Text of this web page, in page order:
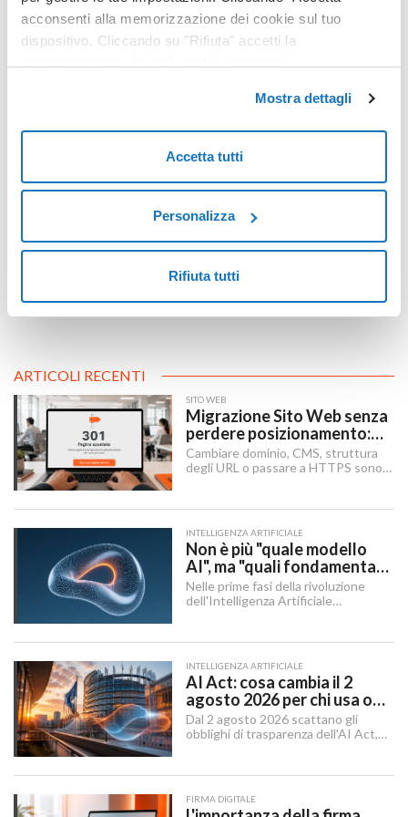
acconsenti alla memorizzazione dei cookie sul tuo
dispositivo. Cliccando su "Rifiuta" accetti la
Mostra dettagli
Accetta tutti
Personalizza
Rifiuta tutti
Tutti i segreti per fare un buon e-mail backup
ARTICOLI RECENTI
SITO WEB
Migrazione Sito Web senza
perdere posizionamento:
Redirect 301, URL e
Checklist SEO
Cambiare dominio, CMS, struttura
degli URL o passare a HTTPS sono i
ricerca.
INTELLIGENZA ARTIFICIALE
Non è più "quale modello
AI", ma "quali fondamenta":
dati, infrastruttura,
governance
Nelle prime fasi della rivoluzione
dell'Intelligenza Artificiale
"Quale modello dobbiamo usare?".
INTELLIGENZA ARTIFICIALE
AI Act: cosa cambia il 2
agosto 2026 per chi usa o
integra l'AI
Dal 2 agosto 2026 scattano gli
obblighi di trasparenza dell'AI Act,
rinviato quelli sui sistemi ad alto
FIRMA DIGITALE